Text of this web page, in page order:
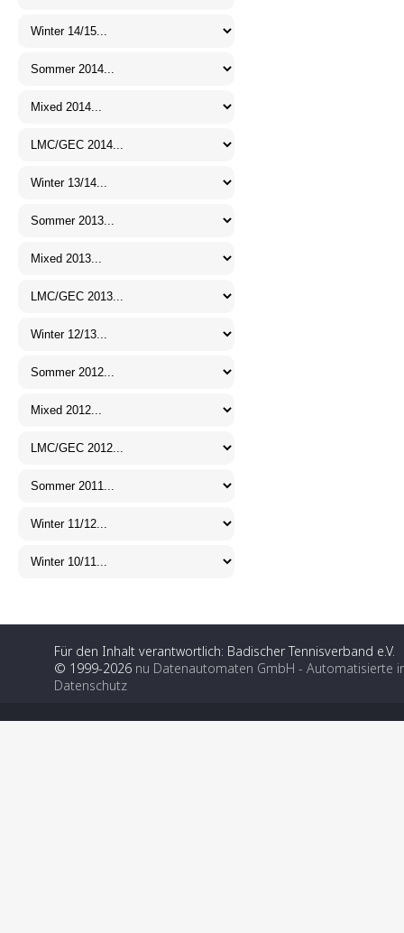
Für den Inhalt verantwortlich: Badischer Tennisverband e.V.
© 1999-2026 nu Datenautomaten GmbH - Automatisierte
Datenschutz